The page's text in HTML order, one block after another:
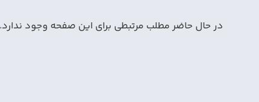
در حال حاضر مطلب مرتبطی برای این صفحه وجود ندارد.